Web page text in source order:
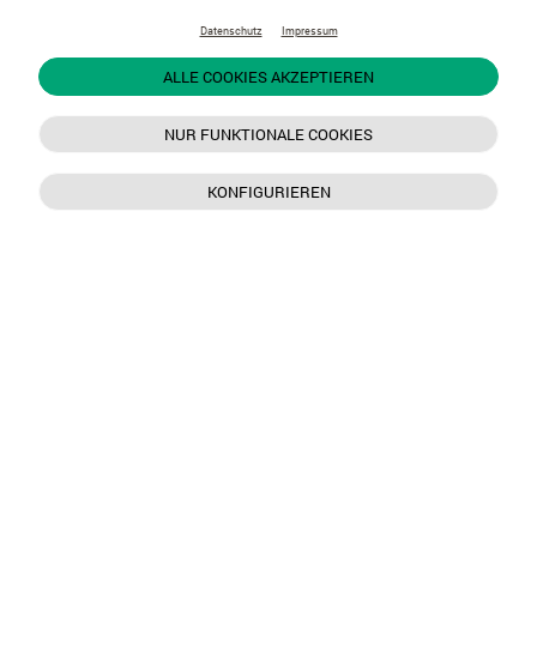
Datenschutz Impressum
ALLE COOKIES AKZEPTIEREN
NUR FUNKTIONALE COOKIES
KONFIGURIEREN